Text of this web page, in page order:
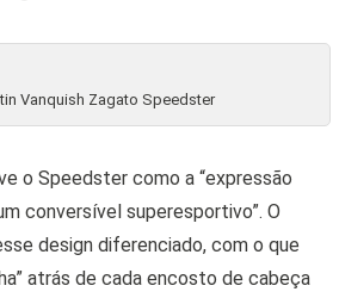
Vanquish Zagato Speedster
o Speedster como a “expressão
conversível superesportivo”. O
design diferenciado, com o que
atrás de cada encosto de cabeça